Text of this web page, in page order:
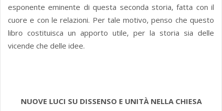
esponente eminente di questa seconda storia, fatta con il
cuore e con le relazioni. Per tale motivo, penso che questo
libro costituisca un apporto utile, per la storia sia delle
vicende che delle idee.
NUOVE LUCI SU DISSENSO E UNITÀ NELLA CHIESA